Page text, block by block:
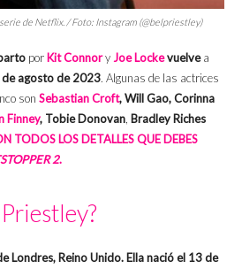
de Netflix. / Foto: Instagram (@belpriestley)
por Kit Connory Joe Lockevuelvea
de agosto de 2023. Algunas de las actrices
son Sebastian Croft,Will Gao,Corinna
Finney, Tobie Donovan Bradley Riches
TODOS LOS DETALLES QUE DEBES
2.
Londres, Reino Unido. Ella nació el 13 de